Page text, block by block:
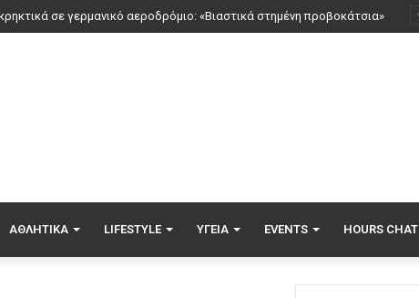
ΑΘΛΗΤΙΚΆ LIFESTYLE ΥΓΕΊΑ EVENTS HOURS CHAT